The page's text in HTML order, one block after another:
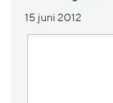
15 juni 2012